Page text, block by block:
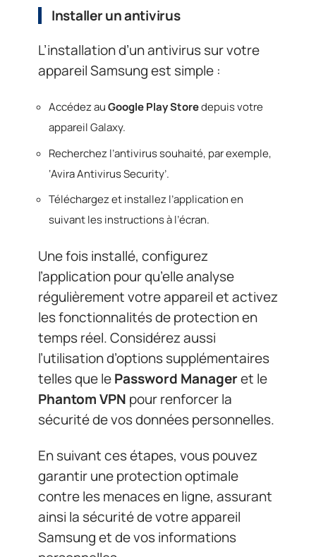
Installer un antivirus
L’installation d’un antivirus sur votre
appareil Samsung est simple :
Accédez auGoogle Play Storedepuis votre
appareil Galaxy.
Recherchez l’antivirus souhaité, par exemple,
‘Avira Antivirus Security’.
Téléchargez et installez l’application en
suivant les instructions à l’écran.
Une fois installé, configurez
l’application pour qu’elle analyse
régulièrement votre appareil et activez
les fonctionnalités de protection en
temps réel. Considérez aussi
l’utilisation d’options supplémentaires
telles que lePassword Manageret le
Phantom VPN pour renforcer la
sécurité de vos données personnelles.
En suivant ces étapes, vous pouvez
garantir une protection optimale
contre les menaces en ligne, assurant
ainsi la sécurité de votre appareil
Samsung et de vos informations